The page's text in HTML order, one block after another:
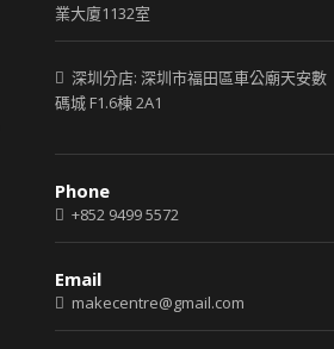
業大廈1132室
深圳分店: 深圳市福田區車公廟天安數
碼城 F1.6棟 2A1
Phone
+852 9499 5572
Email
makecentre@gmail.com